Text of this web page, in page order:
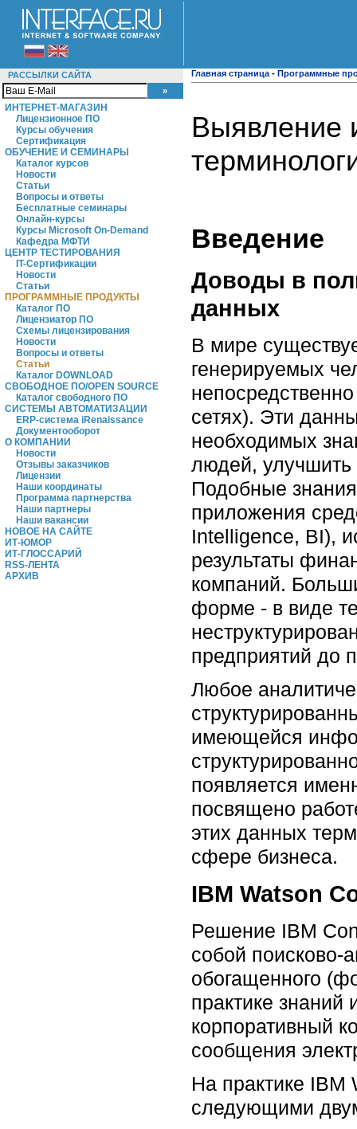
РАССЫЛКИ САЙТА
ИНТЕРНЕТ-МАГАЗИН
Лицензионное ПО
Курсы обучения
Сертификация
ОБУЧЕНИЕ И СЕМИНАРЫ
Каталог курсов
Новости
Статьи
Вопросы и ответы
Бесплатные семинары
Онлайн-курсы
Курсы Microsoft On-Demand
Кафедра МФТИ
ЦЕНТР ТЕСТИРОВАНИЯ
IT-Сертификации
Новости
Статьи
ПРОГРАММНЫЕ ПРОДУКТЫ
Каталог ПО
Лицензиатор ПО
Схемы лицензирования
Новости
Вопросы и ответы
Статьи
Каталог DOWNLOAD
СВОБОДНОЕ ПО/OPEN SOURCE
Каталог свободного ПО
СИСТЕМЫ АВТОМАТИЗАЦИИ
ERP-система iRenaissance
Документооборот
О КОМПАНИИ
Новости
Отзывы заказчиков
Лицензии
Наши координаты
Программа партнерства
Наши партнеры
Наши вакансии
НОВОЕ НА САЙТЕ
ИТ-ЮМОР
ИТ-ГЛОССАРИЙ
RSS-ЛЕНТА
АРХИВ
Главная страница - Программные
Выявление
Введение
Доводы в
данных
В мире
генерируемых
сетях). Эти
необходимых
людей, улучшить
Подобные
приложения
Intelligence, BI),
результаты
компаний.
форме - в виде
предприятий до
Любое
имеющейся
появляется
посвящено
этих данных
сфере бизнеса.
IBM Watson
Решение IBM
собой
обогащенного
практике знаний
корпоративный
сообщения
На практике
следующими